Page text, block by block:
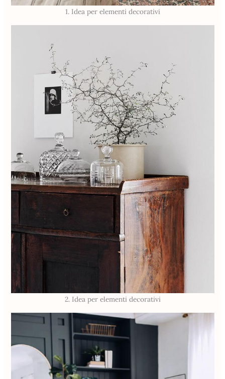
1. Idea per elementi decorativi
2. Idea per elementi decorativi